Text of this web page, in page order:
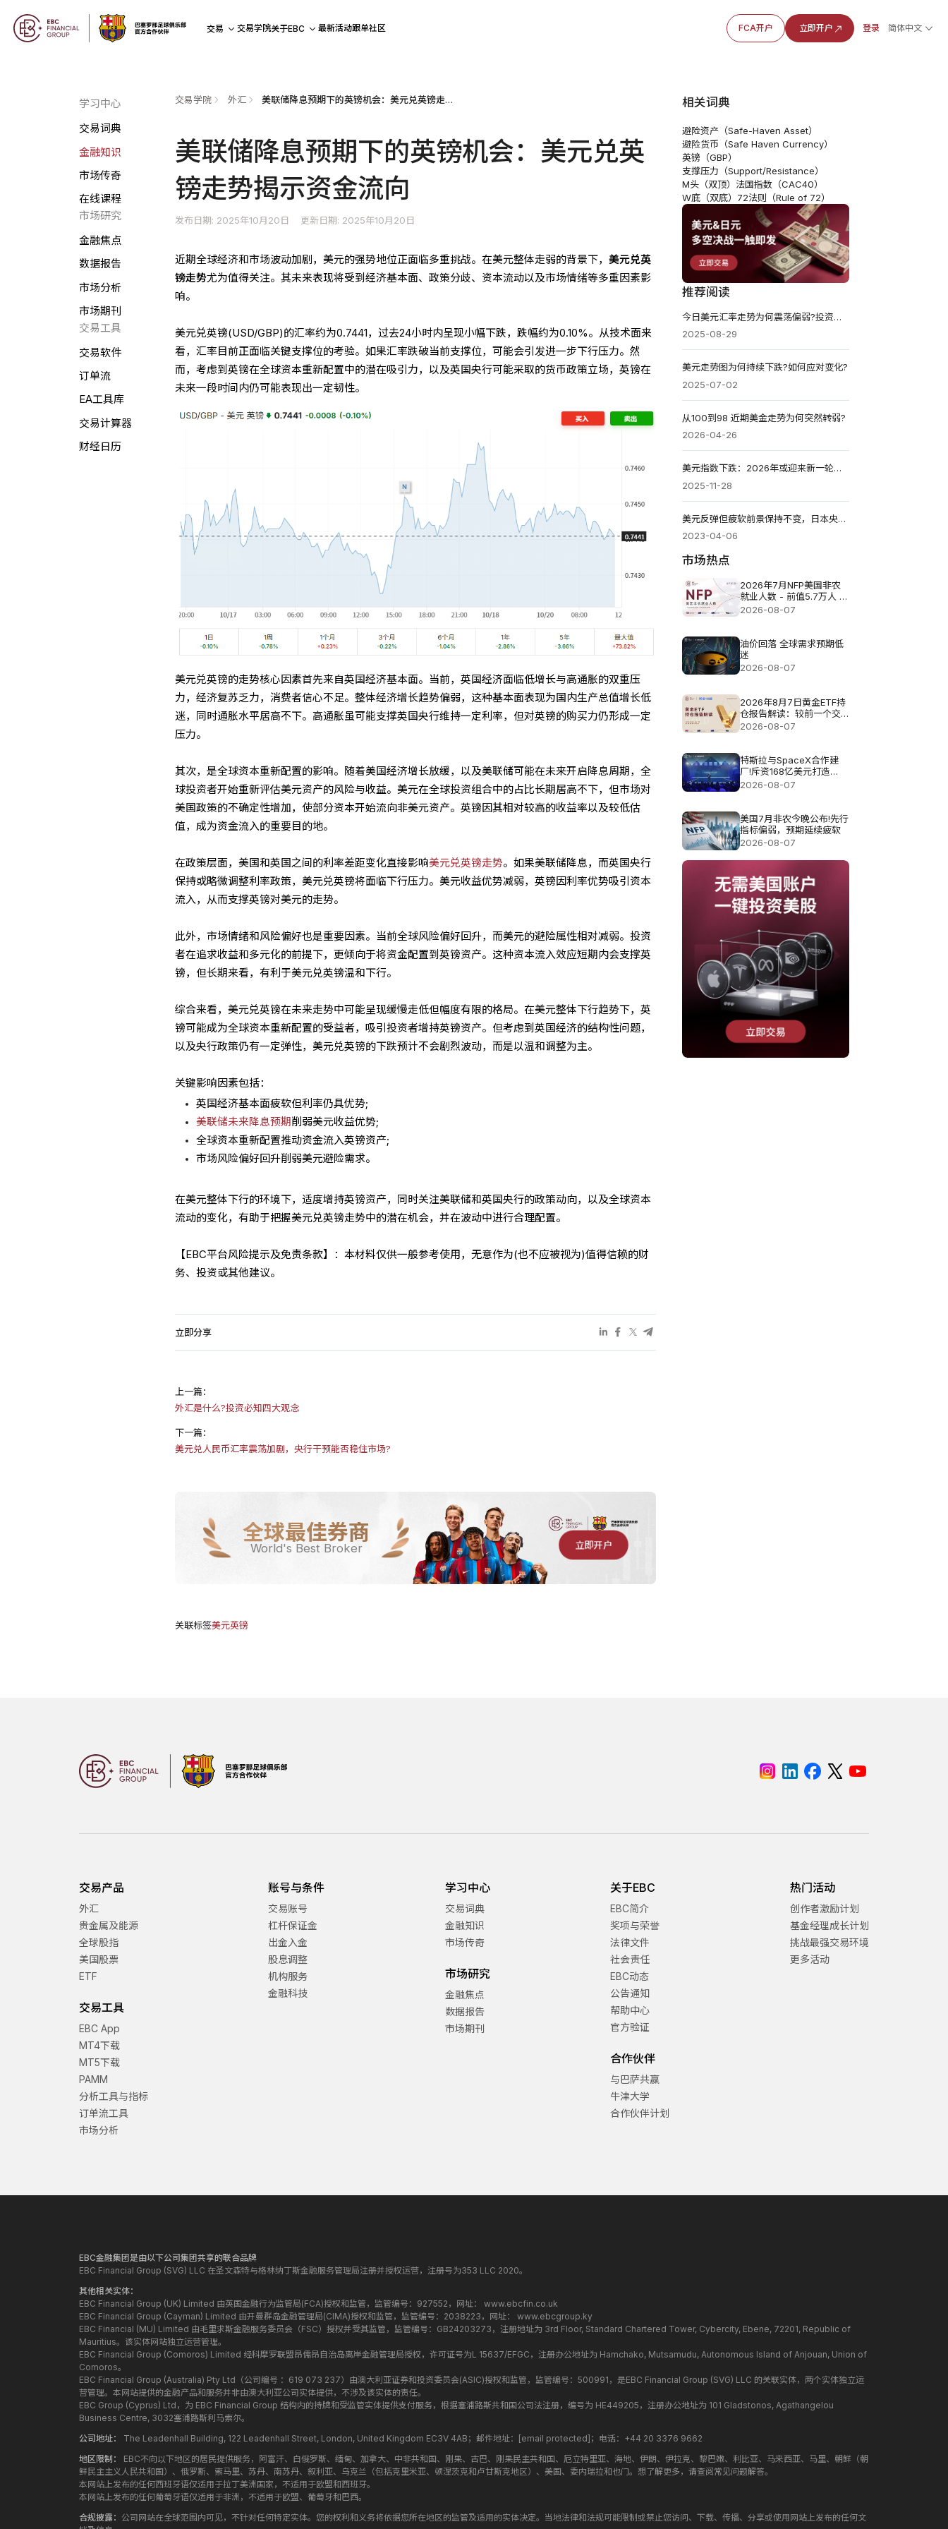
交易 交易学院关于EBC 最新活动跟单社区 FCA开户 立即开户 登录 简体中文
学习中心
交易词典
金融知识
市场传奇
在线课程
市场研究
金融焦点
数据报告
市场分析
市场期刊
交易工具
交易软件
订单流
EA工具库
交易计算器
财经日历
交易学院 外汇 美联储降息预期下的英镑机会：美元兑英镑走势揭示资金流向
美联储降息预期下的英镑机会：美元兑英
镑走势揭示资金流向
发布日期: 2025年10月20日 更新日期: 2025年10月20日
近期全球经济和市场波动加剧，美元的强势地位正面临多重挑战。在美元整体走弱的背景下，美元兑英
镑走势尤为值得关注。其未来表现将受到经济基本面、政策分歧、资本流动以及市场情绪等多重因素影
响。
美元兑英镑(USD/GBP)的汇率约为0.7441，过去24小时内呈现小幅下跌，跌幅约为0.10%。从技术面来
看，汇率目前正面临关键支撑位的考验。如果汇率跌破当前支撑位，可能会引发进一步下行压力。然
而，考虑到英镑在全球资本重新配置中的潜在吸引力，以及英国央行可能采取的货币政策立场，英镑在
未来一段时间内仍可能表现出一定韧性。
美元兑英镑的走势核心因素首先来自英国经济基本面。当前，英国经济面临低增长与高通胀的双重压
力，经济复苏乏力，消费者信心不足。整体经济增长趋势偏弱，这种基本面表现为国内生产总值增长低
迷，同时通胀水平居高不下。高通胀虽可能支撑英国央行维持一定利率，但对英镑的购买力仍形成一定
压力。
其次，是全球资本重新配置的影响。随着美国经济增长放缓，以及美联储可能在未来开启降息周期，全
球投资者开始重新评估美元资产的风险与收益。美元在全球投资组合中的占比长期居高不下，但市场对
美国政策的不确定性增加，使部分资本开始流向非美元资产。英镑因其相对较高的收益率以及较低估
值，成为资金流入的重要目的地。
在政策层面，美国和英国之间的利率差距变化直接影响美元兑英镑走势。如果美联储降息，而英国央行
保持或略微调整利率政策，美元兑英镑将面临下行压力。美元收益优势减弱，英镑因利率优势吸引资本
流入，从而支撑英镑对美元的走势。
此外，市场情绪和风险偏好也是重要因素。当前全球风险偏好回升，而美元的避险属性相对减弱。投资
者在追求收益和多元化的前提下，更倾向于将资金配置到英镑资产。这种资本流入效应短期内会支撑英
镑，但长期来看，有利于美元兑英镑温和下行。
综合来看，美元兑英镑在未来走势中可能呈现缓慢走低但幅度有限的格局。在美元整体下行趋势下，英
镑可能成为全球资本重新配置的受益者，吸引投资者增持英镑资产。但考虑到英国经济的结构性问题，
以及央行政策仍有一定弹性，美元兑英镑的下跌预计不会剧烈波动，而是以温和调整为主。
关键影响因素包括：
英国经济基本面疲软但利率仍具优势;
美联储未来降息预期削弱美元收益优势;
全球资本重新配置推动资金流入英镑资产;
市场风险偏好回升削弱美元避险需求。
在美元整体下行的环境下，适度增持英镑资产，同时关注美联储和英国央行的政策动向，以及全球资本
流动的变化，有助于把握美元兑英镑走势中的潜在机会，并在波动中进行合理配置。
【EBC平台风险提示及免责条款】：本材料仅供一般参考使用，无意作为(也不应被视为)值得信赖的财
务、投资或其他建议。
立即分享
上一篇：
外汇是什么?投资必知四大观念
下一篇：
美元兑人民币汇率震荡加剧，央行干预能否稳住市场?
全球最佳券商
World's Best Broker 立即开户
关联标签美元英镑
相关词典
避险资产（Safe-Haven Asset）
避险货币（Safe Haven Currency）
英镑（GBP）
支撑压力（Support/Resistance）
M头（双顶） 法国指数（CAC40）
W底（双底） 72法则（Rule of 72）
推荐阅读
今日美元汇率走势为何震荡偏弱?投资者该如何应对?
2025-08-29
美元走势图为何持续下跌?如何应对变化?
2025-07-02
从100到98 近期美金走势为何突然转弱?
2026-04-26
美元指数下跌：2026年或迎来新一轮疲软
2025-11-28
美元反弹但疲软前景保持不变，日本央行或已错过转向的最佳时机
2023-04-06
市场热点
2026年7月NFP美国非农
就业人数 - 前值5.7万人 预
测值8.3万
2026-08-07
油价回落 全球需求预期低
迷
2026-08-07
2026年8月7日黄金ETF持
仓报告解读：较前一个交
易日增加0.571吨
2026-08-07
特斯拉与SpaceX合作建
厂!斥资168亿美元打造
Terafab基地
2026-08-07
美国7月非农今晚公布!先行
指标偏弱，预期延续疲软
2026-08-07
交易产品
外汇
贵金属及能源
全球股指
美国股票
ETF
交易工具
EBC App
MT4下载
MT5下载
PAMM
分析工具与指标
订单流工具
市场分析
账号与条件
交易账号
杠杆保证金
出金入金
股息调整
机构服务
金融科技
学习中心
交易词典
金融知识
市场传奇
市场研究
金融焦点
数据报告
市场期刊
关于EBC
EBC简介
奖项与荣誉
法律文件
社会责任
EBC动态
公告通知
帮助中心
官方验证
合作伙伴
与巴萨共赢
牛津大学
合作伙伴计划
热门活动
创作者激励计划
基金经理成长计划
挑战最强交易环境
更多活动
EBC金融集团是由以下公司集团共享的联合品牌
EBC Financial Group (SVG) LLC 在圣文森特与格林纳丁斯金融服务管理局注册并授权运营，注册号为353 LLC 2020。
其他相关实体：
EBC Financial Group (UK) Limited 由英国金融行为监管局(FCA)授权和监管，监管编号：927552，网址： www.ebcfin.co.uk
EBC Financial Group (Cayman) Limited 由开曼群岛金融管理局(CIMA)授权和监管，监管编号：2038223，网址： www.ebcgroup.ky
EBC Financial (MU) Limited 由毛里求斯金融服务委员会（FSC）授权并受其监管，监管编号：GB24203273，注册地址为 3rd Floor, Standard Chartered Tower, Cybercity, Ebene, 72201, Republic of
Mauritius。该实体网站独立运营管理。
EBC Financial Group (Comoros) Limited 经科摩罗联盟昂儒昂自治岛离岸金融管理局授权，许可证号为L 15637/EFGC，注册办公地址为 Hamchako, Mutsamudu, Autonomous Island of Anjouan, Union of
Comoros。
EBC Financial Group (Australia) Pty Ltd（公司编号 ：619 073 237）由澳大利亚证券和投资委员会(ASIC)授权和监管，监管编号：500991，是EBC Financial Group (SVG) LLC 的关联实体，两个实体独立运
营管理。本网站提供的金融产品和服务并非由澳大利亚公司实体提供，不涉及该实体的责任。
EBC Group (Cyprus) Ltd，为 EBC Financial Group 结构内的持牌和受监管实体提供支付服务，根据塞浦路斯共和国公司法注册，编号为 HE449205，注册办公地址为 101 Gladstonos, Agathangelou
Business Centre, 3032塞浦路斯利马索尔。
公司地址：
The Leadenhall Building, 122 Leadenhall Street, London, United Kingdom EC3V 4AB；邮件地址： [email protected] ；电话：+44 20 3376 9662
地区限制：
EBC不向以下地区的居民提供服务，阿富汗、白俄罗斯、缅甸、加拿大、中非共和国、刚果、古巴、刚果民主共和国、厄立特里亚、海地、伊朗、伊拉克、黎巴嫩、利比亚、马来西亚、马里、朝鲜（朝
鲜民主主义人民共和国）、俄罗斯、索马里、苏丹、南苏丹、叙利亚、乌克兰（包括克里米亚、顿涅茨克和卢甘斯克地区）、美国、委内瑞拉和也门。想了解更多，请查阅常见问题解答。
本网站上发布的任何西班牙语仅适用于拉丁美洲国家，不适用于欧盟和西班牙。
本网站上发布的任何葡萄牙语仅适用于非洲，不适用于欧盟、葡萄牙和巴西。
合规披露： 公司网站在全球范围内可见，不针对任何特定实体。您的权利和义务将依据您所在地区的监管及适用的实体决定。当地法律和法规可能限制或禁止您访问、下载、传播、分享或使用网站上发布的任何文